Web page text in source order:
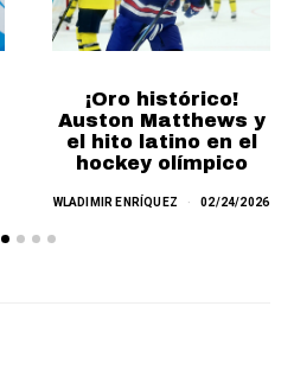
¡Oro histórico!
Auston Matthews y
el hito latino en el
hockey olímpico
WLADIMIR ENRÍQUEZ 02/24/2026